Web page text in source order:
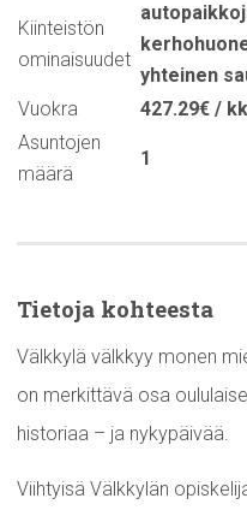
Kiinteistön
ominaisuudet
yhteinen
Vuokra
427.29€ / kk
Asuntojen
määrä
1
Tietoja kohteesta
Välkkylä välkkyy monen
on merkittävä osa
historiaa – ja nykypäivää.
Viihtyisä Välkkylän